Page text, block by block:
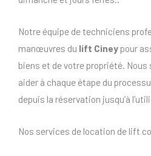
Notre équipe de techniciens
manœuvres du lift Ciney pour
biens et de votre propriété. Nous
aider à chaque étape du
depuis la réservation jusqu’à
Nos services de location de lift